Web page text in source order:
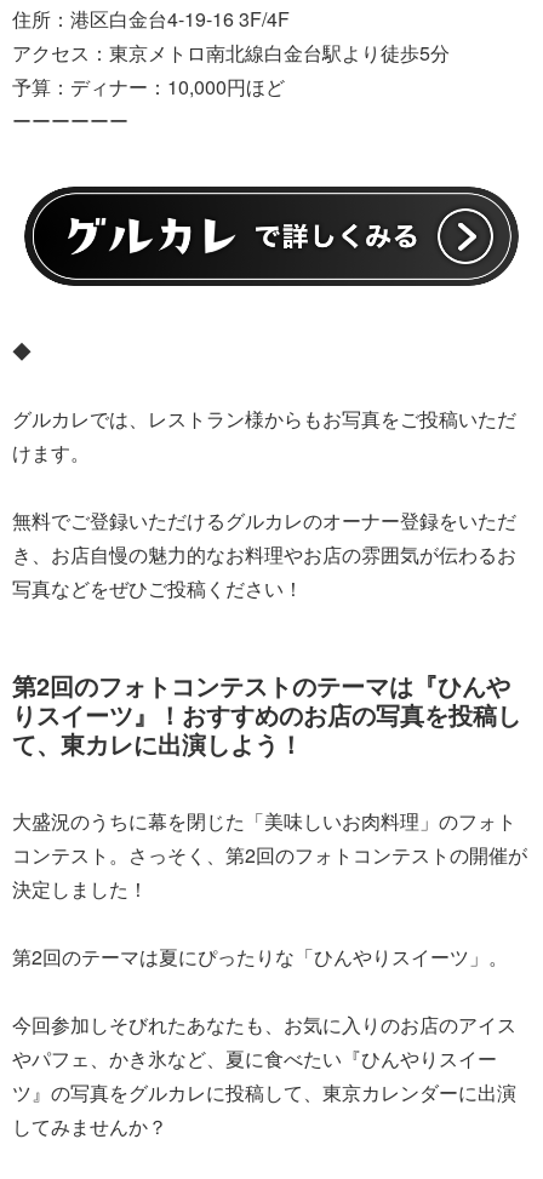
住所：港区白金台4-19-16 3F/4F
アクセス：東京メトロ南北線白金台駅より徒歩5分
予算：ディナー：10,000円ほど
ーーーーーー
◆
グルカレでは、レストラン様からもお写真をご投稿いただ
けます。
無料でご登録いただけるグルカレのオーナー登録をいただ
き、お店自慢の魅力的なお料理やお店の雰囲気が伝わるお
写真などをぜひご投稿ください！
第2回のフォトコンテストのテーマは『ひんや
りスイーツ』！おすすめのお店の写真を投稿し
て、東カレに出演しよう！
大盛況のうちに幕を閉じた「美味しいお肉料理」のフォト
コンテスト。さっそく、第2回のフォトコンテストの開催が
決定しました！
第2回のテーマは夏にぴったりな「ひんやりスイーツ」。
今回参加しそびれたあなたも、お気に入りのお店のアイス
やパフェ、かき氷など、夏に食べたい『ひんやりスイー
ツ』の写真をグルカレに投稿して、東京カレンダーに出演
してみませんか？